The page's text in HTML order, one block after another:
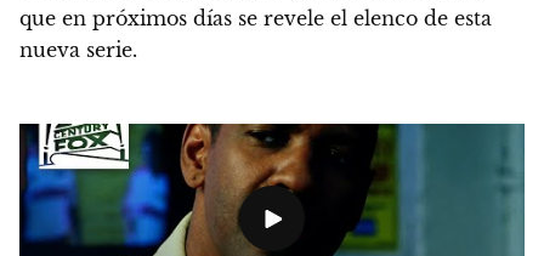
que en próximos días se revele el elenco de esta
nueva serie.